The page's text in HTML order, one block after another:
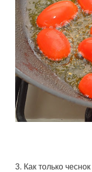
3. Как только